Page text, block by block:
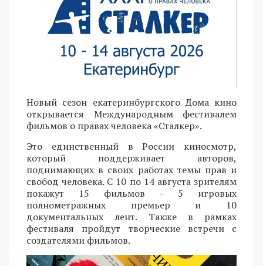
Новый сезон екатеринбургского Дома кино
открывается Международным фестивалем
фильмов о правах человека «Сталкер».
Это единственный в России киносмотр,
который поддерживает авторов,
поднимающих в своих работах темы прав и
свобод человека. С 10 по 14 августа зрителям
покажут 15 фильмов - 5 игровых
полнометражных премьер и 10
документальных лент. Также в рамках
фестиваля пройдут творческие встречи с
создателями фильмов.